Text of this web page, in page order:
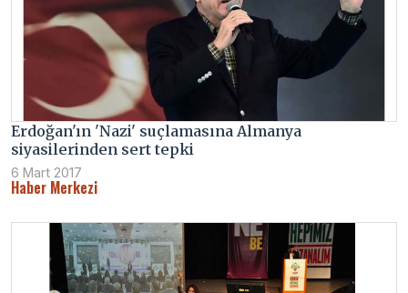
Erdoğan'ın 'Nazi' suçlamasına Almanya
siyasilerinden sert tepki
6 Mart 2017
Haber Merkezi